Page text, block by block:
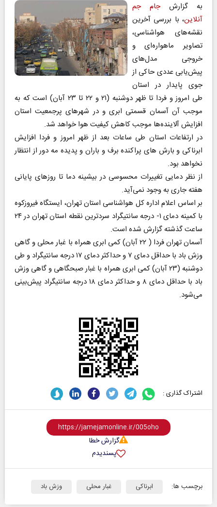
به گزارشجام جم
آنلاین، با بررسی آخرین
نقشه‌های هواشناسی،
تصاویر ماهواره‌ای و
خروجی مدل‌های
پیش‌یابی عددی حاکی از
جوی پایدار در استان
طی امروز و فردا تا ظهر دوشنبه (۲۱ و ۲۲ تا ۲۳ آبان) است که به
موجب آن آسمان قسمتی ابری و در شهرهای پرجمعیت استان
افزایش آلاینده‌ها موجب کاهش کیفیت هوا خواهد شد.
در ارتفاعات استان طی ساعات بعد از ظهر امروز و فردا افزایش
ابرناکی و بارش‌ های پراکنده برف و باران و پدیده مه دور از انتظار
نخواهد بود.
از نظر دمایی تغییرات محسوسی در بیشینه دما تا روزهای پایانی
هفته جاری به وجود نمی‌آید.
بر اساس اعلام اداره کل هواشناسی استان تهران، ایستگاه فیروزکوه
با کمینه دمای ۱- درجه سانتیگراد سردترین نقطه استان تهران در ۲۴
ساعت گذشته گزارش شده است.
آسمان تهران فردا ( ۲۲ آبان) کمی ابری همراه با غبار محلی و گاهی
وزش باد با حداقل دمای ۷ و حداکثر دمای ۱۷ درجه سانتیگراد و طی
دوشنبه (۲۳ آبان) کمی ابری همراه با غبار صبحگاهی و گاهی وزش
باد با حداقل دمای ۸ و حداکثر دمای ۱۸ درجه سانتیگراد پیش‌بینی
می‌شود.
اشتراک گذاری :
گزارش خطا
پسندیدم
برچسب ها: ابرناکی غبار محلی وزش باد